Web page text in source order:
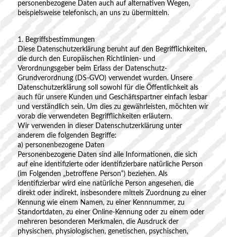
personenbezogene Daten auch auf alternativen Wegen,
beispielsweise telefonisch, an uns zu übermitteln.
1. Begriffsbestimmungen
Diese Datenschutzerklärung beruht auf den Begrifflichkeiten,
die durch den Europäischen Richtlinien- und
Verordnungsgeber beim Erlass der Datenschutz-
Grundverordnung (DS-GVO) verwendet wurden. Unsere
Datenschutzerklärung soll sowohl für die Öffentlichkeit als
auch für unsere Kunden und Geschäftspartner einfach lesbar
und verständlich sein. Um dies zu gewährleisten, möchten wir
vorab die verwendeten Begrifflichkeiten erläutern.
Wir verwenden in dieser Datenschutzerklärung unter
anderem die folgenden Begriffe:
a) personenbezogene Daten
Personenbezogene Daten sind alle Informationen, die sich
auf eine identifizierte oder identifizierbare natürliche Person
(im Folgenden „betroffene Person“) beziehen. Als
identifizierbar wird eine natürliche Person angesehen, die
direkt oder indirekt, insbesondere mittels Zuordnung zu einer
Kennung wie einem Namen, zu einer Kennnummer, zu
Standortdaten, zu einer Online-Kennung oder zu einem oder
mehreren besonderen Merkmalen, die Ausdruck der
physischen, physiologischen, genetischen, psychischen,